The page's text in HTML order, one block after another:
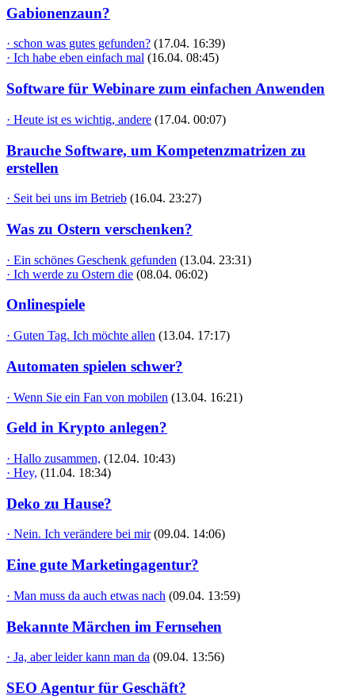
Gabionenzaun?
· schon was gutes gefunden? (17.04. 16:39)
· Ich habe eben einfach mal (16.04. 08:45)
Software für Webinare zum einfachen Anwenden
· Heute ist es wichtig, andere (17.04. 00:07)
Brauche Software, um Kompetenzmatrizen zu
erstellen
· Seit bei uns im Betrieb (16.04. 23:27)
Was zu Ostern verschenken?
· Ein schönes Geschenk gefunden (13.04. 23:31)
· Ich werde zu Ostern die (08.04. 06:02)
Onlinespiele
· Guten Tag. Ich möchte allen (13.04. 17:17)
Automaten spielen schwer?
· Wenn Sie ein Fan von mobilen (13.04. 16:21)
Geld in Krypto anlegen?
· Hallo zusammen, (12.04. 10:43)
· Hey, (11.04. 18:34)
Deko zu Hause?
· Nein. Ich verändere bei mir (09.04. 14:06)
Eine gute Marketingagentur?
· Man muss da auch etwas nach (09.04. 13:59)
Bekannte Märchen im Fernsehen
· Ja, aber leider kann man da (09.04. 13:56)
SEO Agentur für Geschäft?